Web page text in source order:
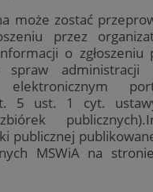
może zostać
przez
o zgłoszeniu
spraw administracji
elektronicznym
5 ust. 1 cyt.
publicznej
MSWiA na